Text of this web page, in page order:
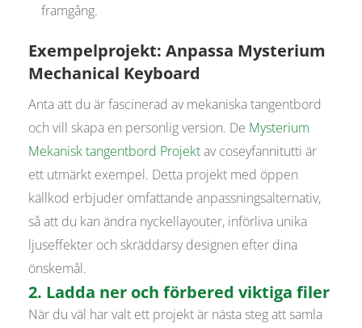
framgång.
Exempelprojekt: Anpassa Mysterium
Mechanical Keyboard
Anta att du är fascinerad av mekaniska tangentbord
och vill skapa en personlig version. De Mysterium
Mekanisktangentbord Projektav coseyfannitutti är
ett utmärkt exempel. Detta projekt med öppen
källkod erbjuder omfattande anpassningsalternativ,
så att du kan ändra nyckellayouter, införliva unika
ljuseffekter och skräddarsy designen efter dina
önskemål.
2. Ladda ner och förbered viktiga filer
När du väl har valt ett projekt är nästa steg att samla